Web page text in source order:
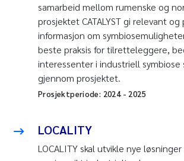
samarbeid mellom rumenske og
prosjektet CATALYST gi relevant
informasjon om
beste praksis for tilretteleggere,
interessenter i industriell symbiose
gjennom prosjektet.
Prosjektperiode: 2024- 2025
LOCALITY
LOCALITY skal utvikle nye